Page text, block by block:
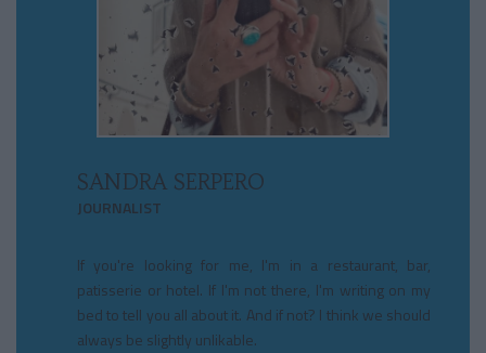
SANDRA SERPERO
JOURNALIST
If you're looking for me, I'm in a restaurant, bar,
patisserie or hotel. If I'm not there, I'm writing on my
bed to tell you all about it. And if not? I think we should
always be slightly unlikable.